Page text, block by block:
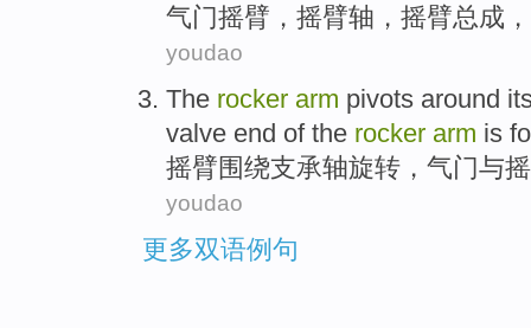
气门摇臂 ，摇臂轴 ，摇臂总成
youdao
The rocker arm pivots around
valve end ofthe rocker arm is
摇臂围绕支承轴旋转 ， 气门与
youdao
更多双语例句